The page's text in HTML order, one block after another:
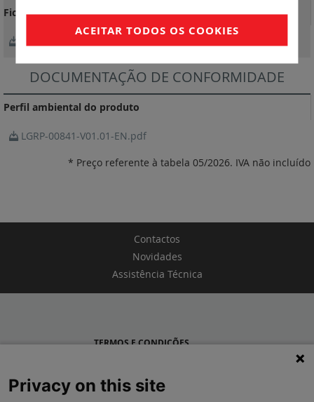
Fichas Técnicas
DOCUMENTAÇÃO DE CONFORMIDADE
Perfil ambiental do produto
LGRP-00841-V01.01-EN.pdf
* Preço referente à tabela 05/2026. IVA não incluído
Contactos
Novidades
Assistência Técnica
ACEITAR TODOS OS COOKIES
TERMOS E CONDIÇÕES
LEGRAND PORTUGAL
Privacy on this site